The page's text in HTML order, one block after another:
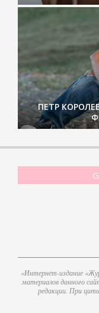
ПЕТР
«Интернет-издание
материалов данного
редакции. При